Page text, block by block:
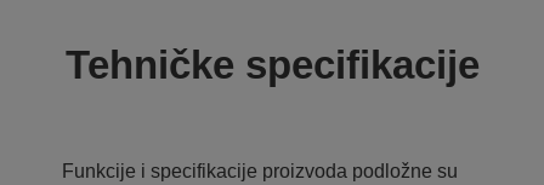
Tehničke specifikacije
Funkcije i specifikacije proizvoda podložne su